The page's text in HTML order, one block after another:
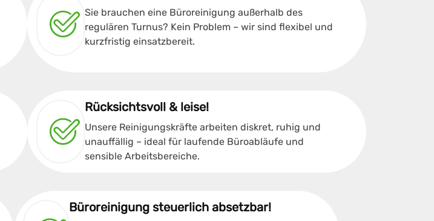
Sie brauchen eine Büroreinigung außerhalb des
regulären Turnus? Kein Problem – wir sind flexibel und
kurzfristig einsatzbereit.
Rücksichtsvoll & leise!
Unsere Reinigungskräfte arbeiten diskret, ruhig und
unauffällig – ideal für laufende Büroabläufe und
sensible Arbeitsbereiche.
Büroreinigung steuerlich absetzbar!